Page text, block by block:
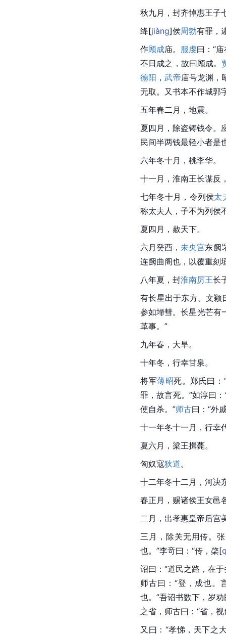
秋九月，封齐悼惠王子
绛[jiàng]侯周勃有罪，
作顾成庙。 服虔曰：“
不日成之，故曰顾成。
德阳 ，武帝庙号龙渊，
无取。又书本不作城郭
五年春二月，地震。
夏四月，除盗铸钱令。
民间半两钱最轻小者是
六年冬十月，桃李华。
十一月，淮南王长谋反
七年冬十月，令列侯太
称太夫人，子不为列侯
夏四月，赦天下。
六月癸酉， 未央宫东阙
连阙曲阁也，以覆重刻
八年夏，封淮南厉王长
有长星出于东方。文颖
参如埽彗。长星光芒有
革事。”
九年春，大旱。
十年冬，行幸甘泉。
将军薄昭死。郑氏曰
罪，故言死。”如淳曰
使自杀。”师古曰：“外
十一年冬十一月，行幸
夏六月， 梁王揖薨。
匈奴寇狄道。
十二年冬十二月，河决
春正月，赐诸侯王女邑
二月，出孝惠皇帝后宫
三月，除关无用传。
也。”李竒曰：“传， 棨[
诏曰：“道民之路，在
师古曰：“登，成也。
也。”吾诏书数下，岁
之省，师古曰：“省，
又曰：“孝悌，天下之